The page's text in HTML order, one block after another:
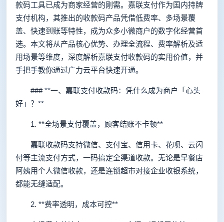
款码工具已成为商家经营的刚需。嘉联支付作为国内持牌
支付机构，其推出的收款码产品凭借低费率、多场景覆
盖、快速到账等特性，成为众多小微商户的数字化经营首
选。本文将从产品核心优势、办理全流程、费率解析及适
用场景等维度，深度解析嘉联支付收款码的实用价值，并
手把手教你通过广力云平台快速开通。
### **一、嘉联支付收款码：凭什么成为商户「心头
好」？**
1. **全场景支付覆盖，顾客结账不卡顿**
嘉联收款码支持微信、支付宝、信用卡、花呗、云闪
付等主流支付方式，一码搞定全渠道收款。无论是早餐店
阿姨用个人微信收款，还是连锁超市对接企业收银系统，
都能无缝适配。
2. **费率透明，成本可控**